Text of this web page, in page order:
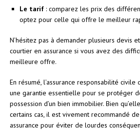
Le tarif : comparez les prix des
optez pour celle qui offre le meilleur
N’hésitez pas à demander plusieurs devis
courtier en assurance si vous avez des
meilleure offre.
En résumé, l’assurance responsabilité
une garantie essentielle pour se protéger
possession d’un bien immobilier. Bien
certains cas, il est vivement recommandé
assurance pour éviter de lourdes